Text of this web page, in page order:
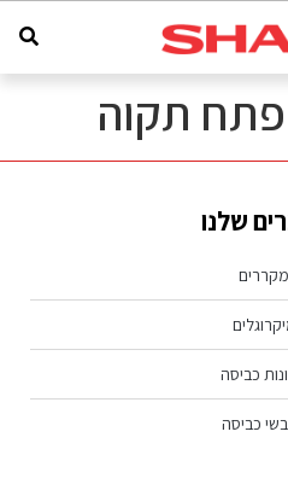
פתח תקוה
שלנו
מקררים
כביסה
כביסה